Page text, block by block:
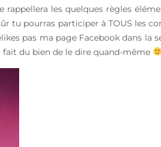
rappellera les quelques règles
tu pourras participer à TOUS les
pas ma page Facebook dans la
fait du bien de le dire quand-même